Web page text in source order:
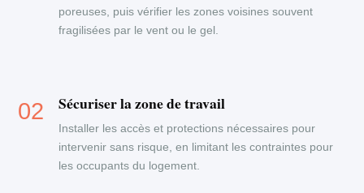
poreuses, puis vérifier les zones voisines souvent
fragilisées par le vent ou le gel.
Sécuriser la zone de travail
Installer les accès et protections nécessaires pour
intervenir sans risque, en limitant les contraintes pour
les occupants du logement.